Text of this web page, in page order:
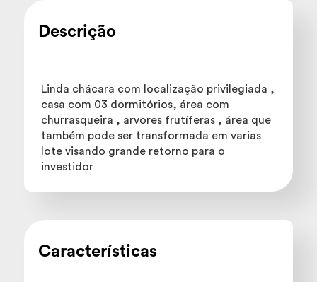
Descrição
Linda chácara com localização privilegiada ,
casa com 03 dormitórios, área com
churrasqueira , arvores frutíferas , área que
também pode ser transformada em varias
lote visando grande retorno para o
investidor
Características